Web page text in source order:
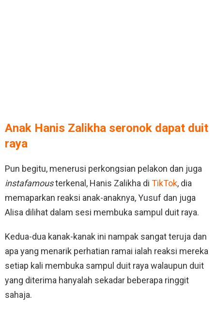
Anak Hanis Zalikha seronok dapat duit
raya
Pun begitu, menerusi perkongsian pelakon dan juga
instafamousterkenal, Hanis Zalikha di TikTok, dia
memaparkan reaksi anak-anaknya, Yusuf dan juga
Alisa dilihat dalam sesi membuka sampul duit raya.
Kedua-dua kanak-kanak ini nampak sangat teruja dan
apa yang menarik perhatian ramai ialah reaksi mereka
setiap kali membuka sampul duit raya walaupun duit
yang diterima hanyalah sekadar beberapa ringgit
sahaja.